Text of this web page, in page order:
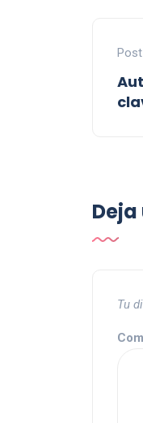
Tu